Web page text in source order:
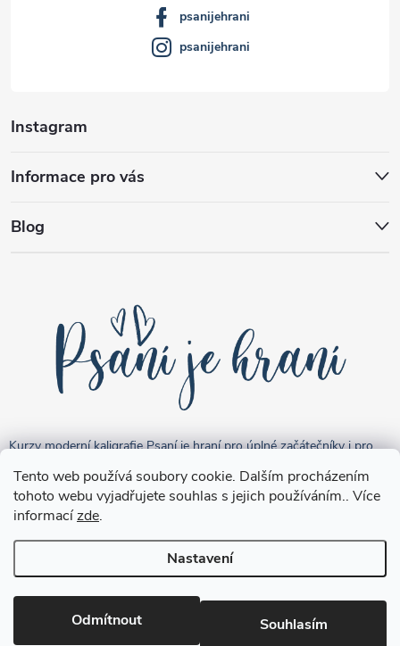
Tento web používá soubory cookie. Dalším procházením
tohoto webu vyjadřujete souhlas s jejich používáním.. Více
informacízde.
Nastavení
Odmítnout Souhlasím
Instagram
Informace pro vás
Blog
psanijehrani
psanijehrani
Kurzy moderní kaligrafie Psaní je hraní pro úplné začátečníky i pro
pokročilejší "kreativce".
Copyright 2026Brushpen.cz. Všechna práva vyhrazena.Upravit
nastavení cookies